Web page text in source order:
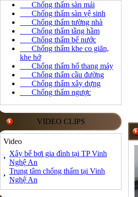
Chống thấm sàn mái
Chống thấm sàn vệ sinh
Chống thấm tường nhà
Chống thấm tầng hầm
Chống thấm bể nước
Chống thấm khe co giãn,
khe hở
Chống thấm hố thang máy
Chống thấm cầu đường
Chống thấm xây dựng
Chống thấm ngược
VIDEO CLIPS
Video
Xây bể bơi gia đình tại TP Vinh
Nghệ An
Trung tâm chống thấm tại Vinh
Nghệ An